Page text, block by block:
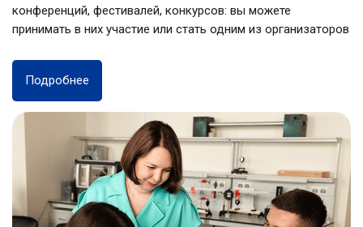
конференций, фестивалей, конкурсов: вы можете
принимать в них участие или стать одним из организаторов
Подробнее